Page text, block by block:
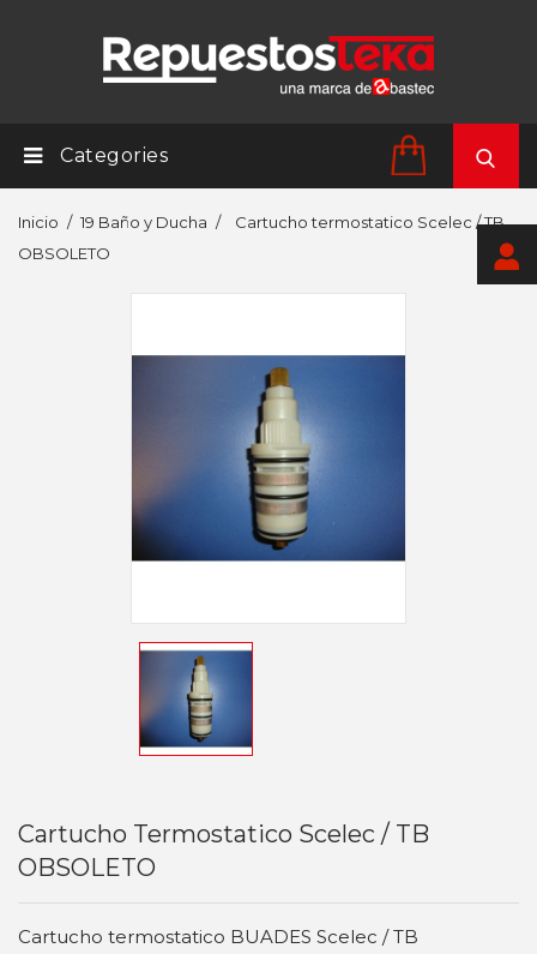
Categories
Inicio 19 Baño y Ducha
Cartucho termostatico Scelec / TB
OBSOLETO
Cartucho Termostatico Scelec / TB
OBSOLETO
Cartucho termostatico BUADES Scelec / TB